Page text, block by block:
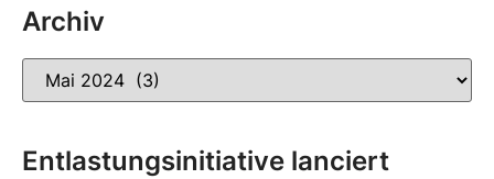
Archiv
Entlastungsinitiative lanciert